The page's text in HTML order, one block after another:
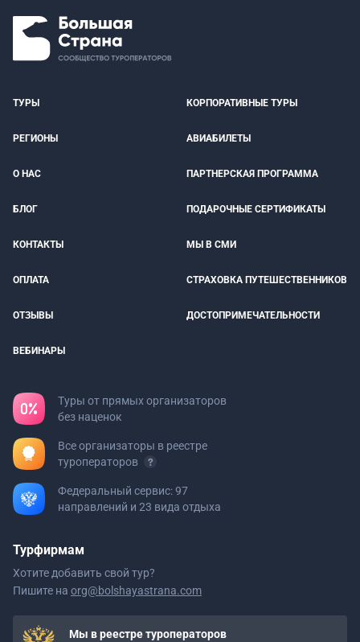
ТУРЫ КОРПОРАТИВНЫЕ ТУРЫ
РЕГИОНЫ АВИАБИЛЕТЫ
О НАС ПАРТНЕРСКАЯ ПРОГРАММА
БЛОГ ПОДАРОЧНЫЕ СЕРТИФИКАТЫ
КОНТАКТЫ МЫ В СМИ
ОПЛАТА СТРАХОВКА ПУТЕШЕСТВЕННИКОВ
ОТЗЫВЫ ДОСТОПРИМЕЧАТЕЛЬНОСТИ
ВЕБИНАРЫ
Туры от прямых организаторов
без наценок
Все организаторы в реестре
туроператоров
Федеральный сервис: 97
направлений и 23 вида отдыха
Турфирмам
Хотите добавить свой тур?
Пишите на org@bolshayastrana.com
Мы в реестре туроператоров